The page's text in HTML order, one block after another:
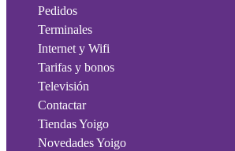
Pedidos
Terminales
Internet y Wifi
Tarifas y bonos
Televisión
Contactar
Tiendas Yoigo
Novedades Yoigo